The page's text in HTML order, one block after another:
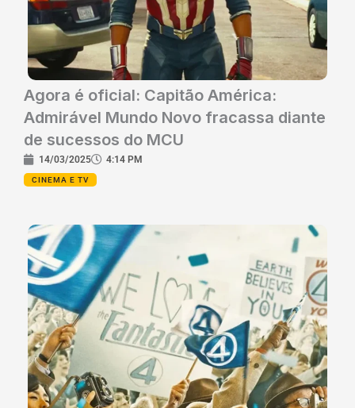
Agora é oficial: Capitão América:
Admirável Mundo Novo fracassa diante
de sucessos do MCU
14/03/2025 4:14 PM
CINEMA E TV